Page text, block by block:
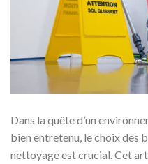
Dans la quête d’un
bien entretenu, le choix des
nettoyage est crucial. Cet